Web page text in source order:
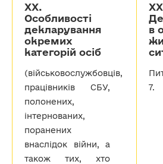
ХХ.
Особливості
декларування
окремих
категорій осіб
(військовослужбовців,
працівників СБУ,
полонених,
інтернованих,
поранених
внаслідок війни, а
також тих, хто
в
7.